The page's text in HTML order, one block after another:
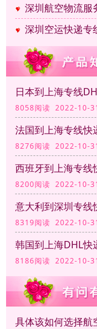
深圳航空物流服
深圳空运快递专
日本到上海专线
8058阅读 2022-10-
法国到上海专线快
8276阅读 2022-10-
西班牙到上海专线
8200阅读 2022-10-
意大利到深圳专线
8319阅读 2022-10-
韩国到上海DHL快
8186阅读 2022-10-
具体该如何选择航